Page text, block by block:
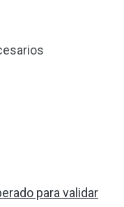
para validar